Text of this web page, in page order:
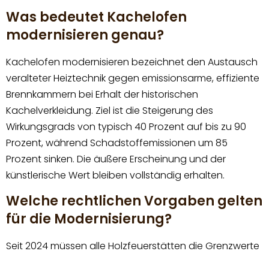
Was bedeutet Kachelofen
modernisieren genau?
Kachelofen modernisieren bezeichnet den Austausch
veralteter Heiztechnik gegen emissionsarme, effiziente
Brennkammern bei Erhalt der historischen
Kachelverkleidung. Ziel ist die Steigerung des
Wirkungsgrads von typisch 40 Prozent auf bis zu 90
Prozent, während Schadstoffemissionen um 85
Prozent sinken. Die äußere Erscheinung und der
künstlerische Wert bleiben vollständig erhalten.
Welche rechtlichen Vorgaben gelten
für die Modernisierung?
Seit 2024 müssen alle Holzfeuerstätten die Grenzwerte